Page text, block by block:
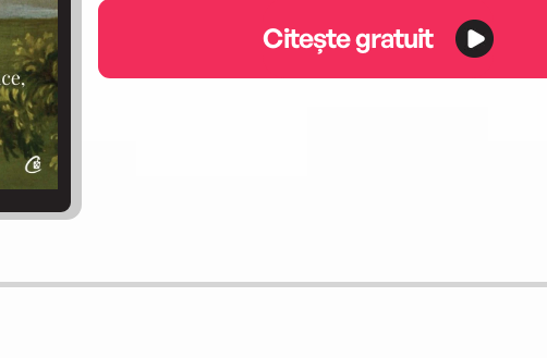
Citește gratuit